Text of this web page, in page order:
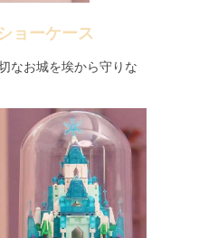
ョーケース
なお城を埃から守りな